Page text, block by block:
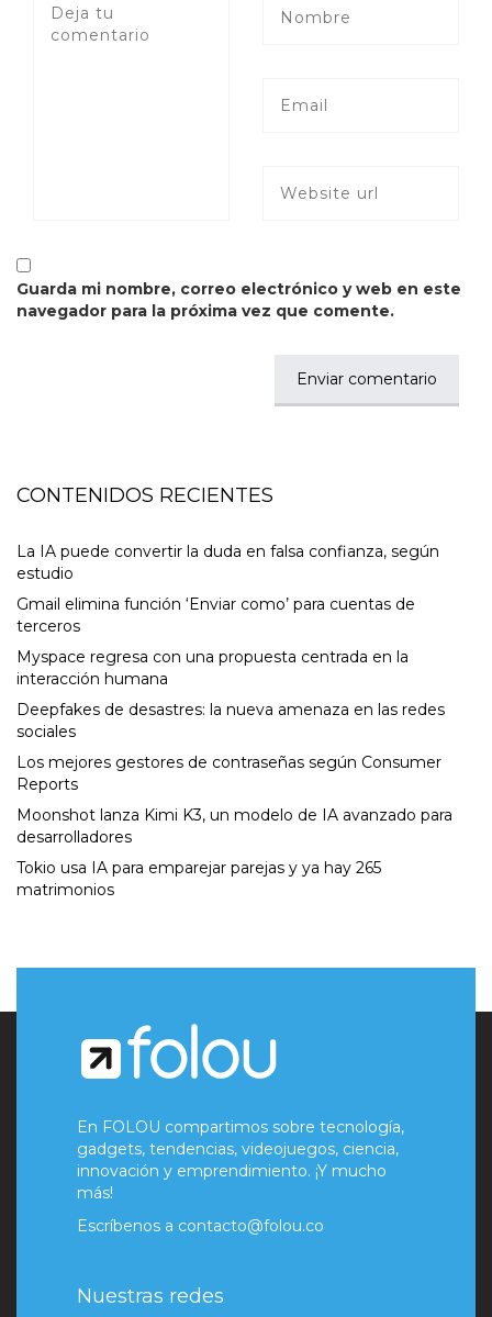
Guarda mi nombre, correo electrónico y web en este
navegador para la próxima vez que comente.
CONTENIDOS RECIENTES
La IA puede convertir la duda en falsa confianza, según
estudio
Gmail elimina función ‘Enviar como’ para cuentas de
terceros
Myspace regresa con una propuesta centrada en la
interacción humana
Deepfakes de desastres: la nueva amenaza en las redes
sociales
Los mejores gestores de contraseñas según Consumer
Reports
Moonshot lanza Kimi K3, un modelo de IA avanzado para
desarrolladores
Tokio usa IA para emparejar parejas y ya hay 265
matrimonios
En FOLOU compartimos sobre tecnología,
gadgets, tendencias, videojuegos, ciencia,
innovación y emprendimiento. ¡Y mucho
más!
Escríbenos a contacto@folou.co
Nuestras redes